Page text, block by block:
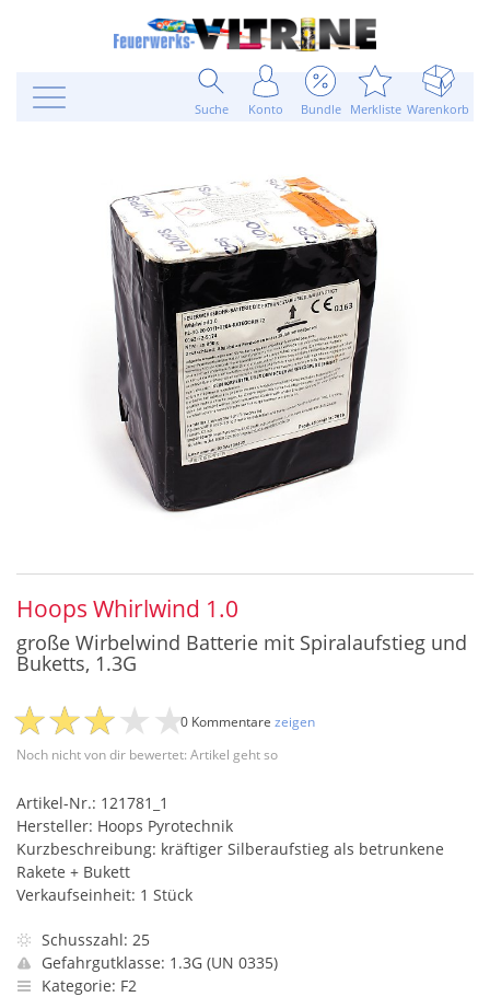
Suche Konto Bundle Merkliste Warenkorb
Hoops Whirlwind 1.0
große Wirbelwind Batterie mit Spiralaufstieg und
Buketts, 1.3G
Noch nicht von dir bewertet: Artikel geht so
0 Kommentare zeigen
Artikel-Nr.: 121781_1
Hersteller: Hoops Pyrotechnik
Kurzbeschreibung: kräftiger Silberaufstieg als betrunkene
Rakete + Bukett
Verkaufseinheit: 1 Stück
Schusszahl: 25
Gefahrgutklasse: 1.3G (UN 0335)
Kategorie: F2